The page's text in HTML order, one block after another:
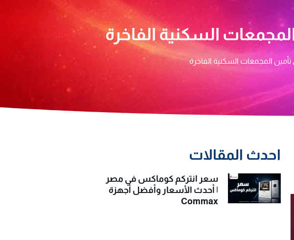
احدث المقالات
سعر انتركم كوماكس في مصر
| أحدث الأسعار وأفضل أجهزة
Commax